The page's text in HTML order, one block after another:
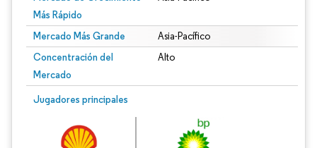
Más Rápido
Mercado Más Grande Asia-Pacífico
Concentración del
Mercado
Alto
Jugadores principales